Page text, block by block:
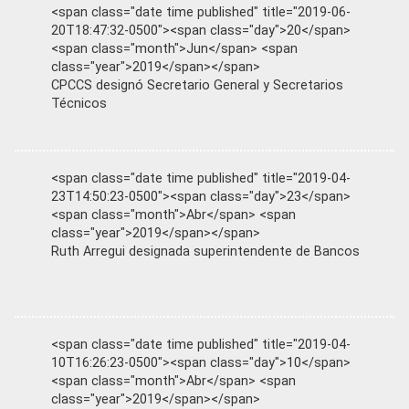
<span class="date time published" title="2019-06-
20T18:47:32-0500"><span class="day">20</span>
<span class="month">Jun</span> <span
class="year">2019</span></span>
CPCCS designó Secretario General y Secretarios
Técnicos
<span class="date time published" title="2019-04-
23T14:50:23-0500"><span class="day">23</span>
<span class="month">Abr</span> <span
class="year">2019</span></span>
Ruth Arregui designada superintendente de Bancos
<span class="date time published" title="2019-04-
10T16:26:23-0500"><span class="day">10</span>
<span class="month">Abr</span> <span
class="year">2019</span></span>